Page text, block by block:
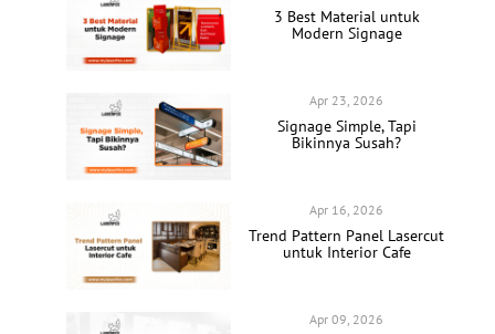
3 Best Material untuk
Modern Signage
Apr 23, 2026
Signage Simple, Tapi
Bikinnya Susah?
Apr 16, 2026
Trend Pattern Panel Lasercut
untuk Interior Cafe
Apr 09, 2026